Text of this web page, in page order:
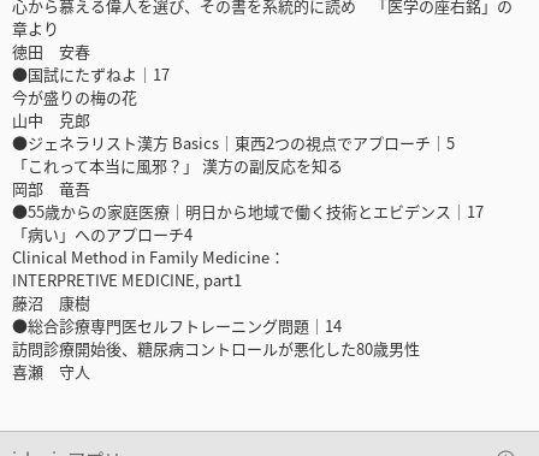
心から慕える偉人を選び、その書を系統的に読め 「医学の座右銘」の
章より
徳田 安春
●国試にたずねよ｜17
今が盛りの梅の花
山中 克郎
●ジェネラリスト漢方 Basics｜東西2つの視点でアプローチ｜5
「これって本当に風邪？」 漢方の副反応を知る
岡部 竜吾
●55歳からの家庭医療｜明日から地域で働く技術とエビデンス｜17
「病い」へのアプローチ4
Clinical Method in Family Medicine：
INTERPRETIVE MEDICINE, part1
藤沼 康樹
●総合診療専門医セルフトレーニング問題｜14
訪問診療開始後、糖尿病コントロールが悪化した80歳男性
喜瀬 守人